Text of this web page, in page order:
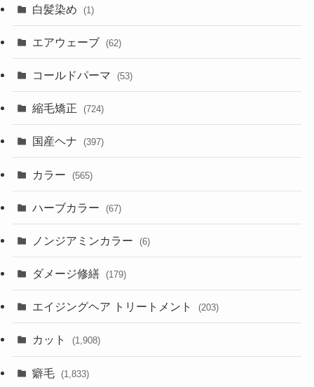
白髪染め (1)
エアウェーブ (62)
コールドパーマ (53)
縮毛矯正 (724)
国産ヘナ (397)
カラー (565)
ハーブカラー (67)
ノンジアミンカラー (6)
ダメージ修繕 (179)
エイジングヘア トリートメント (203)
カット (1,908)
癖毛 (1,833)